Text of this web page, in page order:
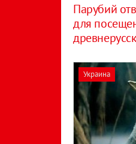
Парубий
для
Украина